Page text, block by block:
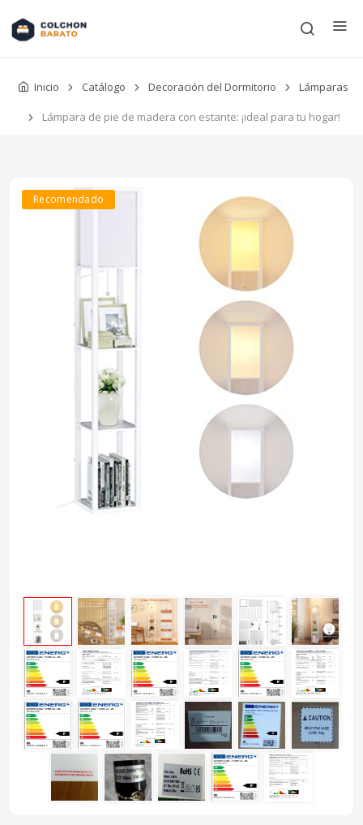
Inicio Catálogo Decoración del Dormitorio Lámparas
Lámpara de pie de madera con estante: ¡ideal para tu hogar!
Recomendado